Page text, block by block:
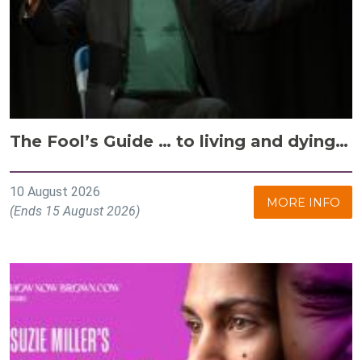
The Fool’s Guide … to living and dying…
10 August 2026
(Ends 15 August 2026)
MORE INFO